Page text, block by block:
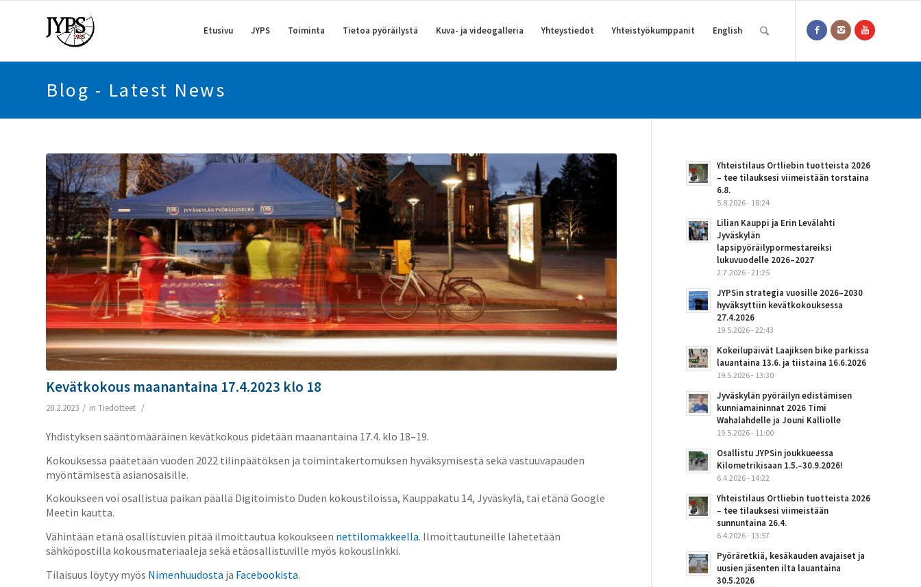
Etusivu JYPS Toiminta Tietoa pyöräilystä Kuva- ja videogalleria Yhteystiedot Yhteistyökumppanit English
Blog - Latest News
Kevätkokous maanantaina 17.4.2023 klo 18
28.2.2023 / in Tiedotteet /
Yhdistyksen sääntömääräinen kevätkokous pidetään maanantaina 17.4. klo 18–19.
Kokouksessa päätetään vuoden 2022 tilinpäätöksen ja toimintakertomuksen hyväksymisestä sekä vastuuvapauden
myöntämisestä asianosaisille.
Kokoukseen voi osallistua paikan päällä Digitoimisto Duden kokoustiloissa, Kauppakatu 14, Jyväskylä, tai etänä Google
Meetin kautta.
Vähintään etänä osallistuvien pitää ilmoittautua kokoukseen nettilomakkeella. Ilmoittautuneille lähetetään
sähköpostilla kokousmateriaaleja sekä etäosallistuville myös kokouslinkki.
Tilaisuus löytyy myös Nimenhuudosta ja Facebookista.
Yhteistilaus Ortliebin tuotteista 2026
– tee tilauksesi viimeistään torstaina
6.8.
5.8.2026 - 18:24
Lilian Kauppi ja Erin Levälahti
Jyväskylän
lapsipyöräilypormestareiksi
lukuvuodelle 2026–2027
2.7.2026 - 21:25
JYPSin strategia vuosille 2026–2030
hyväksyttiin kevätkokouksessa
27.4.2026
19.5.2026 - 22:43
Kokeilupäivät Laajiksen bike parkissa
lauantaina 13.6. ja tiistaina 16.6.2026
19.5.2026 - 13:30
Jyväskylän pyöräilyn edistämisen
kunniamaininnat 2026 Timi
Wahalahdelle ja Jouni Kalliolle
19.5.2026 - 11:00
Osallistu JYPSin joukkueessa
Kilometrikisaan 1.5.–30.9.2026!
6.4.2026 - 14:22
Yhteistilaus Ortliebin tuotteista 2026
– tee tilauksesi viimeistään
sunnuntaina 26.4.
6.4.2026 - 13:57
Pyöräretkiä, kesäkauden avajaiset ja
uusien jäsenten ilta lauantaina
30.5.2026